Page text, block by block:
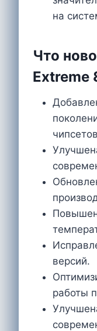
на
Что
Extreme
версий.
работы